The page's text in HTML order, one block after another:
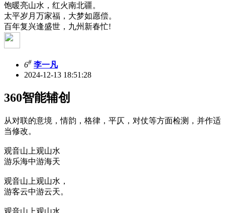
饱暖亮山水，红火南北疆。
太平岁月万家福，大梦如愿偿。
百年复兴逢盛世，九州新春忙!
6# 李一凡
2024-12-13 18:51:28
360智能辅创
从对联的意境，情韵，格律，平仄，对仗等方面检测，并作适
当修改。
观音山上观山水
游乐海中游海天
观音山上观山水，
游客云中游云天。